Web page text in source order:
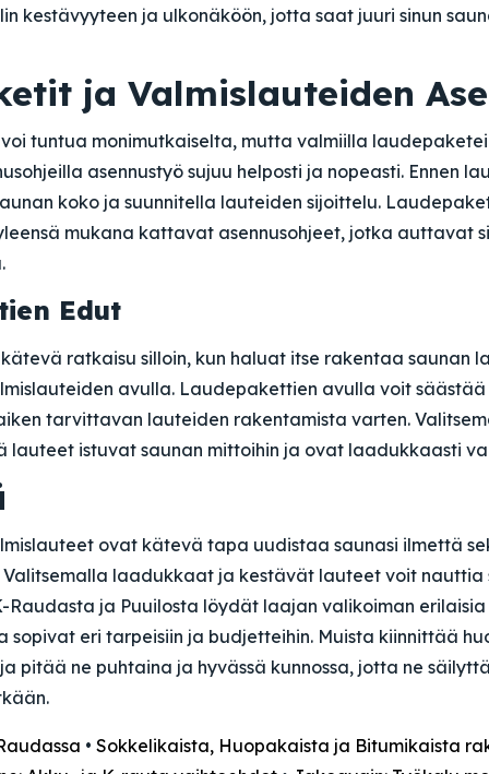
kestävyyteen ja ulkonäköön, jotta saat juuri sinun
ja Valmislauteiden
tuntua monimutkaiselta, mutta valmiilla
asennustyö sujuu helposti ja nopeasti. Ennen
koko ja suunnitella lauteiden sijoittelu.
mukana kattavat asennusohjeet, jotka auttavat
Edut
ratkaisu silloin, kun haluat itse rakentaa saunan
avulla. Laudepakettien avulla voit
tarvittavan lauteiden rakentamista varten.
lauteet istuvat saunan mittoihin ja ovat laadukkaasti
ovat kätevä tapa uudistaa saunasi ilmettä
laadukkaat ja kestävät lauteet voit nauttia
Raudasta ja Puuilosta löydät laajan valikoiman
sopivat eri tarpeisiin ja budjetteihin. Muista kiinnittää
pitää ne puhtaina ja hyvässä kunnossa, jotta ne
• Sokkelikaista, Huopakaista ja Bitumikaista